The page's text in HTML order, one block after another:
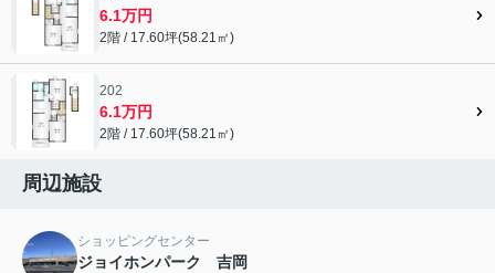
6.1万円
2階 / 17.60坪(58.21㎡)
202
6.1万円
2階 / 17.60坪(58.21㎡)
周辺施設
ショッピングセンター
ジョイホンパーク 吉岡